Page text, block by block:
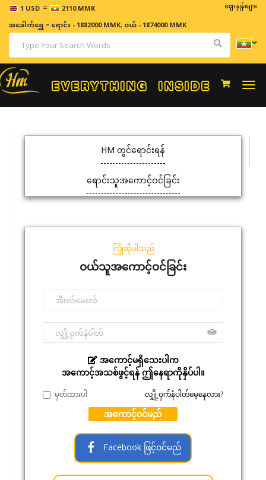
1 USD = 2110 MMK ဈေးနှုန်းမျာ
အခေါက်ရွှေ=ရောင်း - 1882000 MMK, ဝယ် - 1874000 MMK
HM တွင်ရောင်းရန်
ရောင်းသူအကောင့်ဝင်ခြင်း
ကြိုဆိုပါသည်
ဝယ်သူအကောင့်ဝင်ခြင်း
အကောင့်မရှိသေးပါက
အကောင့်အသစ်ဖွင့်ရန် ဤနေရာကိုနှိပ်ပါ။
မှတ်ထားပါ လျှို့ဝှက်နံပါတ်မေ့နေလား?
အကောင့်ဝင်မည်
Facebook ဖြင့်ဝင်မည်